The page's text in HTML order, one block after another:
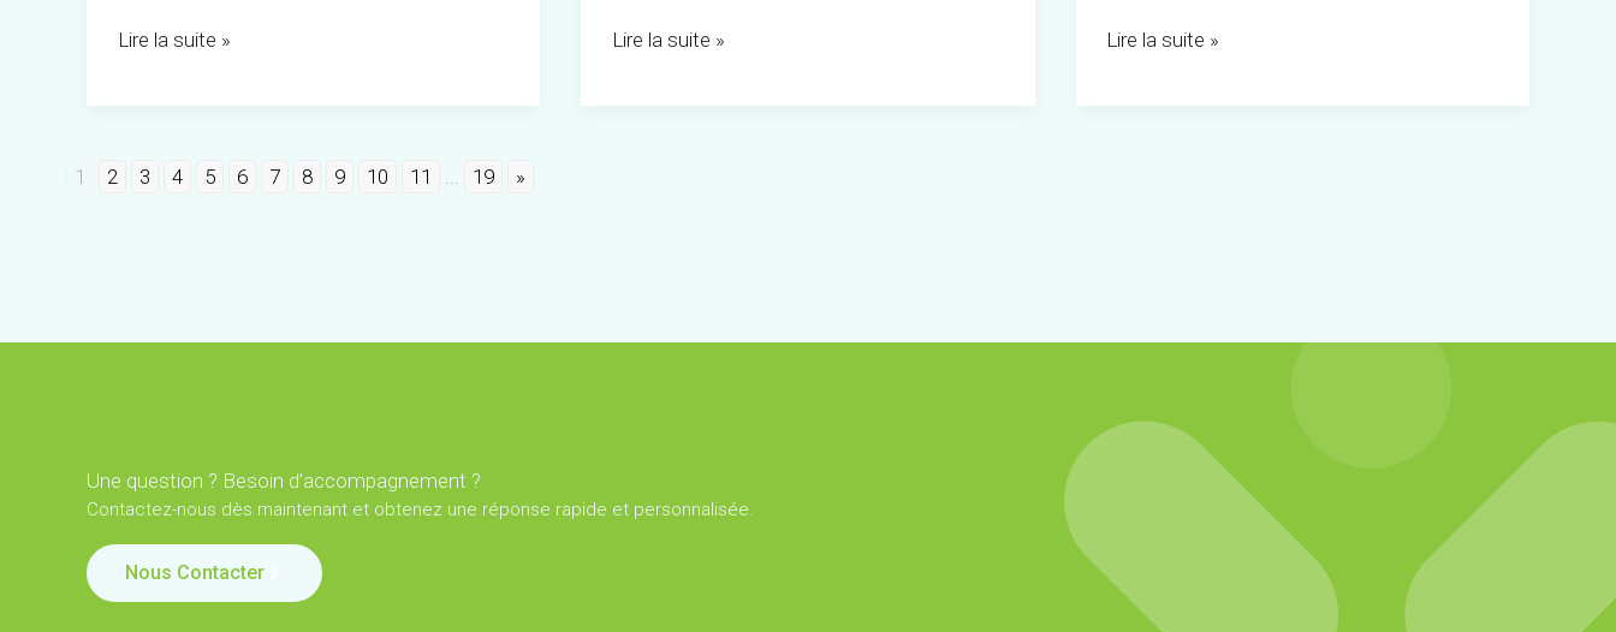
moment
un
?
Lire la suite »
toute
Lire la suite »
:
et
Lire la suite »
1 2 3 4 5 6 7 8 9 10 11 19 »
Une question ? Besoin d’accompagnement ?
Contactez-nous dès maintenant et obtenez une réponse rapide et personnalisée.
Nous Contacter